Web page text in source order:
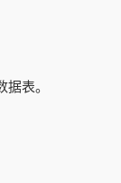
表。